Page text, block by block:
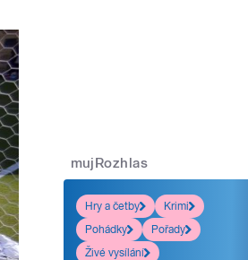
mujRozhlas
Hry a četby
Krimi
Pohádky
Pořady
Živé vysílání